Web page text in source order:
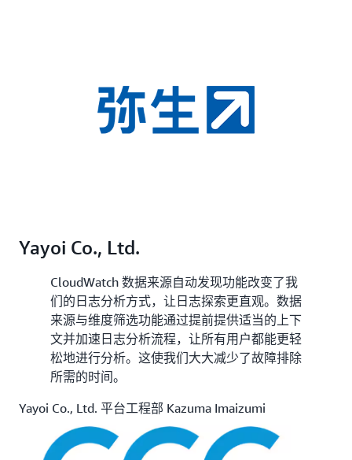
Yayoi Co., Ltd.
CloudWatch 数据来源自动发现功能改变了我
们的日志分析方式，让日志探索更直观。数据
来源与维度筛选功能通过提前提供适当的上下
文并加速日志分析流程，让所有用户都能更轻
松地进行分析。这使我们大大减少了故障排除
所需的时间。
Yayoi Co., Ltd. 平台工程部 Kazuma Imaizumi